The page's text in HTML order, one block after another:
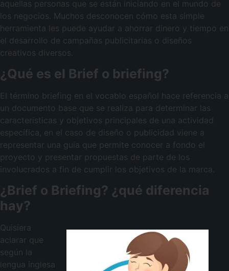
aquellas personas que se están iniciando en el mundo de
los negocios. Muchos desconocen cómo esta simple
herramienta les puede ayudar a ahorrar dinero y tiempo en
el desarrollo de campañas publicitarias o diseños
creativos diversos.
¿Qué es el Brief o briefing?
El término briefing en el vocablo español hace referencia a
un documento base que se realiza para determinar las
características y objetivos principales de una actividad
específica, en el caso de diseño o publicidad viene a
representar una guía que permite conocer a fondo el
proyecto y presentar propuestas de parte de los
involucrados a fin de cumplir los objetivos de la marca.
¿Brief o Briefing? ¿qué diferencia
hay?
Quisiera
aclarar que
según la
lengua inglesa